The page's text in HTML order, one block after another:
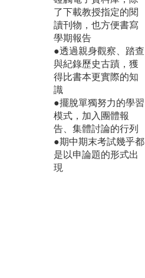
了下載教授指定的閱
讀刊物，也方便書寫
學期報告
●透過親身觀察、踏查
與紀錄歷史古蹟，獲
得比書本更實際的知
識
●擺脫單獨努力的學習
模式，加入團體報
告、集體討論的行列
●期中期末考試幾乎都
是以申論題的形式出
現